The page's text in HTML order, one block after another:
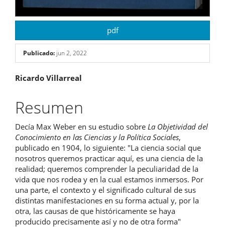
pdf
Publicado: jun 2, 2022
Contenido
principal
del
artículo
Ricardo Villarreal
Resumen
Decía Max Weber en su estudio sobre La Objetividad del
Conocimiento en las Ciencias y la Política Sociales,
publicado en 1904, lo siguiente: "La ciencia social que
nosotros queremos practicar aquí, es una ciencia de la
realidad; queremos comprender la peculiaridad de la
vida que nos rodea y en la cual estamos inmersos. Por
una parte, el contexto y el significado cultural de sus
distintas manifestaciones en su forma actual y, por la
otra, las causas de que históricamente se haya
producido precisamente así y no de otra forma"